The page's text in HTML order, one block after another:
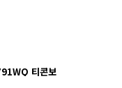
티콘보